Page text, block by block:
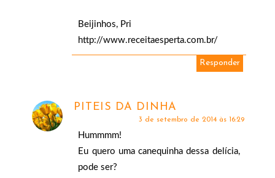
Beijinhos, Pri
http://www.receitaesperta.com.br/
Responder
PITEIS DA DINHA
3 de setembro de 2014 às 16:29
Hummmm!
Eu quero uma canequinha dessa delícia,
pode ser?